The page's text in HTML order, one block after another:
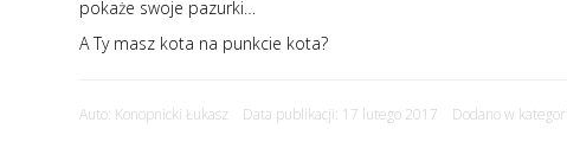
pokaże swoje pazurki…
A Ty masz kota na punkcie kota?
Auto: Konopnicki Łukasz Data publikacji: 17 lutego 2017 Dodano w